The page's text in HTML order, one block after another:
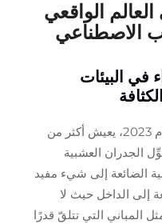
الواقعي
الاصطناعي
في البيئات
وفقًا لبيانات الأمم المتحدة من عام 2023، يعيش أكثر من
الجدران العشبية
الضائعة إلى شيء مفيد
إلى الداخل حيث لا
المباني التي تتلقّ قدرًا